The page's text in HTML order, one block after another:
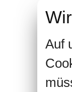
Auf